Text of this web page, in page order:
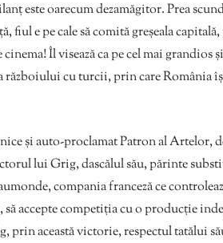
este oarecum dezamăgitor. Prea
e pe cale să comită greșeala
Îl visează ca pe cel mai grandios
războiului cu turcii, prin care România
și auto-proclamat Patron al Artelor,
lui Grig, dascălul său, părinte
compania franceză ce
accepte competiția cu o producție
prin această victorie, respectul tatălui